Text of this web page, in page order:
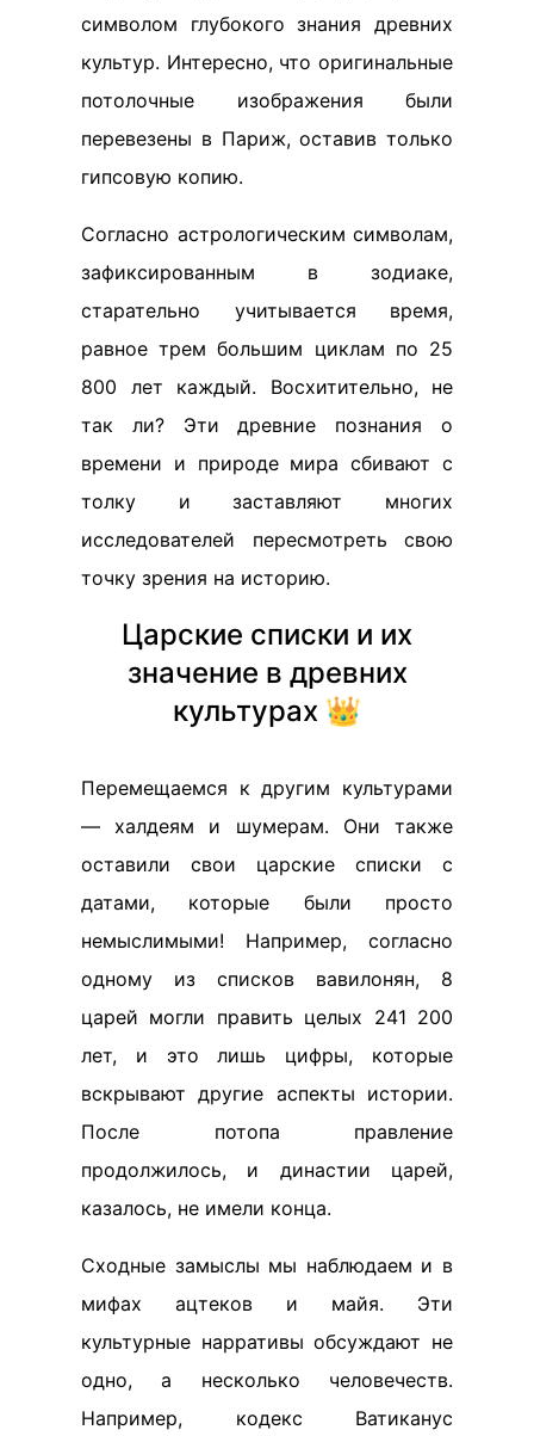
символом глубокого знания древних
культур. Интересно, что оригинальные
потолочные изображения были
перевезены в Париж, оставив только
гипсовую копию.
Согласно астрологическим символам,
зафиксированным в зодиаке,
старательно учитывается время,
равное трем большим циклам по 25
800 лет каждый. Восхитительно, не
так ли? Эти древние познания о
времени и природе мира сбивают с
толку и заставляют многих
исследователей пересмотреть свою
точку зрения на историю.
Царские списки и их
значение в древних
культурах 👑
Перемещаемся к другим культурами
— халдеям и шумерам. Они также
оставили свои царские списки с
датами, которые были просто
немыслимыми! Например, согласно
одному из списков вавилонян, 8
царей могли править целых 241 200
лет, и это лишь цифры, которые
вскрывают другие аспекты истории.
После потопа правление
продолжилось, и династии царей,
казалось, не имели конца.
Сходные замыслы мы наблюдаем и в
мифах ацтеков и майя. Эти
культурные нарративы обсуждают не
одно, а несколько человечеств.
Например, кодекс Ватиканус